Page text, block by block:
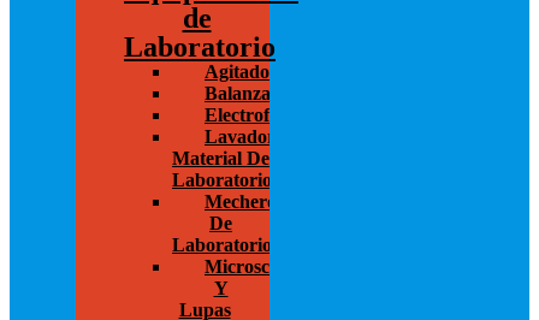
de
Laboratorio
Agitadores
Balanzas
Electroforesis
Lavadoras
Material De
Laboratorio
Mecheros
De
Laboratorio
Microscopios
Y
Lupas